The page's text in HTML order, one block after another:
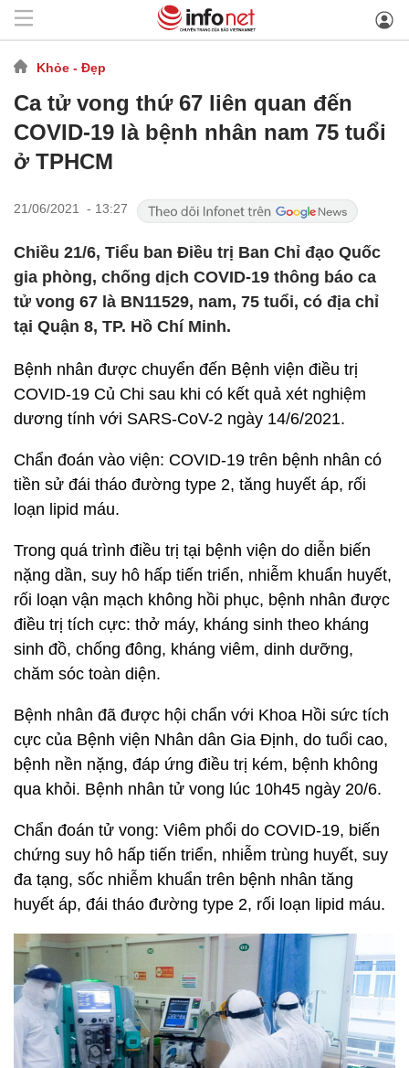
Khỏe - Đẹp
Ca tử vong thứ 67 liên quan đến
COVID-19 là bệnh nhân nam 75 tuổi
ở TPHCM
21/06/2021 - 13:27
Chiều 21/6, Tiểu ban Điều trị Ban Chỉ đạo Quốc
gia phòng, chống dịch COVID-19 thông báo ca
tử vong 67 là BN11529, nam, 75 tuổi, có địa chỉ
tại Quận 8, TP. Hồ Chí Minh.
Bệnh nhân được chuyển đến Bệnh viện điều trị
COVID-19 Củ Chi sau khi có kết quả xét nghiệm
dương tính với SARS-CoV-2 ngày 14/6/2021.
Chẩn đoán vào viện: COVID-19 trên bệnh nhân có
tiền sử đái tháo đường type 2, tăng huyết áp, rối
loạn lipid máu.
Trong quá trình điều trị tại bệnh viện do diễn biến
nặng dần, suy hô hấp tiến triển, nhiễm khuẩn huyết,
rối loạn vận mạch không hồi phục, bệnh nhân được
điều trị tích cực: thở máy, kháng sinh theo kháng
sinh đồ, chống đông, kháng viêm, dinh dưỡng,
chăm sóc toàn diện.
Bệnh nhân đã được hội chẩn với Khoa Hồi sức tích
cực của Bệnh viện Nhân dân Gia Định, do tuổi cao,
bệnh nền nặng, đáp ứng điều trị kém, bệnh không
qua khỏi. Bệnh nhân tử vong lúc 10h45 ngày 20/6.
Chẩn đoán tử vong: Viêm phổi do COVID-19, biến
chứng suy hô hấp tiến triển, nhiễm trùng huyết, suy
đa tạng, sốc nhiễm khuẩn trên bệnh nhân tăng
huyết áp, đái tháo đường type 2, rối loạn lipid máu.